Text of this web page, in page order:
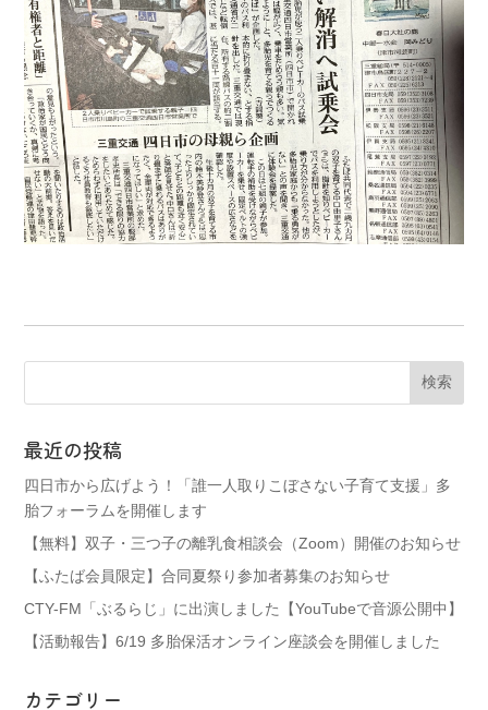
最近の投稿
四日市から広げよう！「誰一人取りこぼさない子育て支援」多
胎フォーラムを開催します
【無料】双子・三つ子の離乳食相談会（Zoom）開催のお知らせ
【ふたば会員限定】合同夏祭り参加者募集のお知らせ
CTY-FM「ぶるらじ」に出演しました【YouTubeで音源公開中】
【活動報告】6/19 多胎保活オンライン座談会を開催しました
カテゴリー